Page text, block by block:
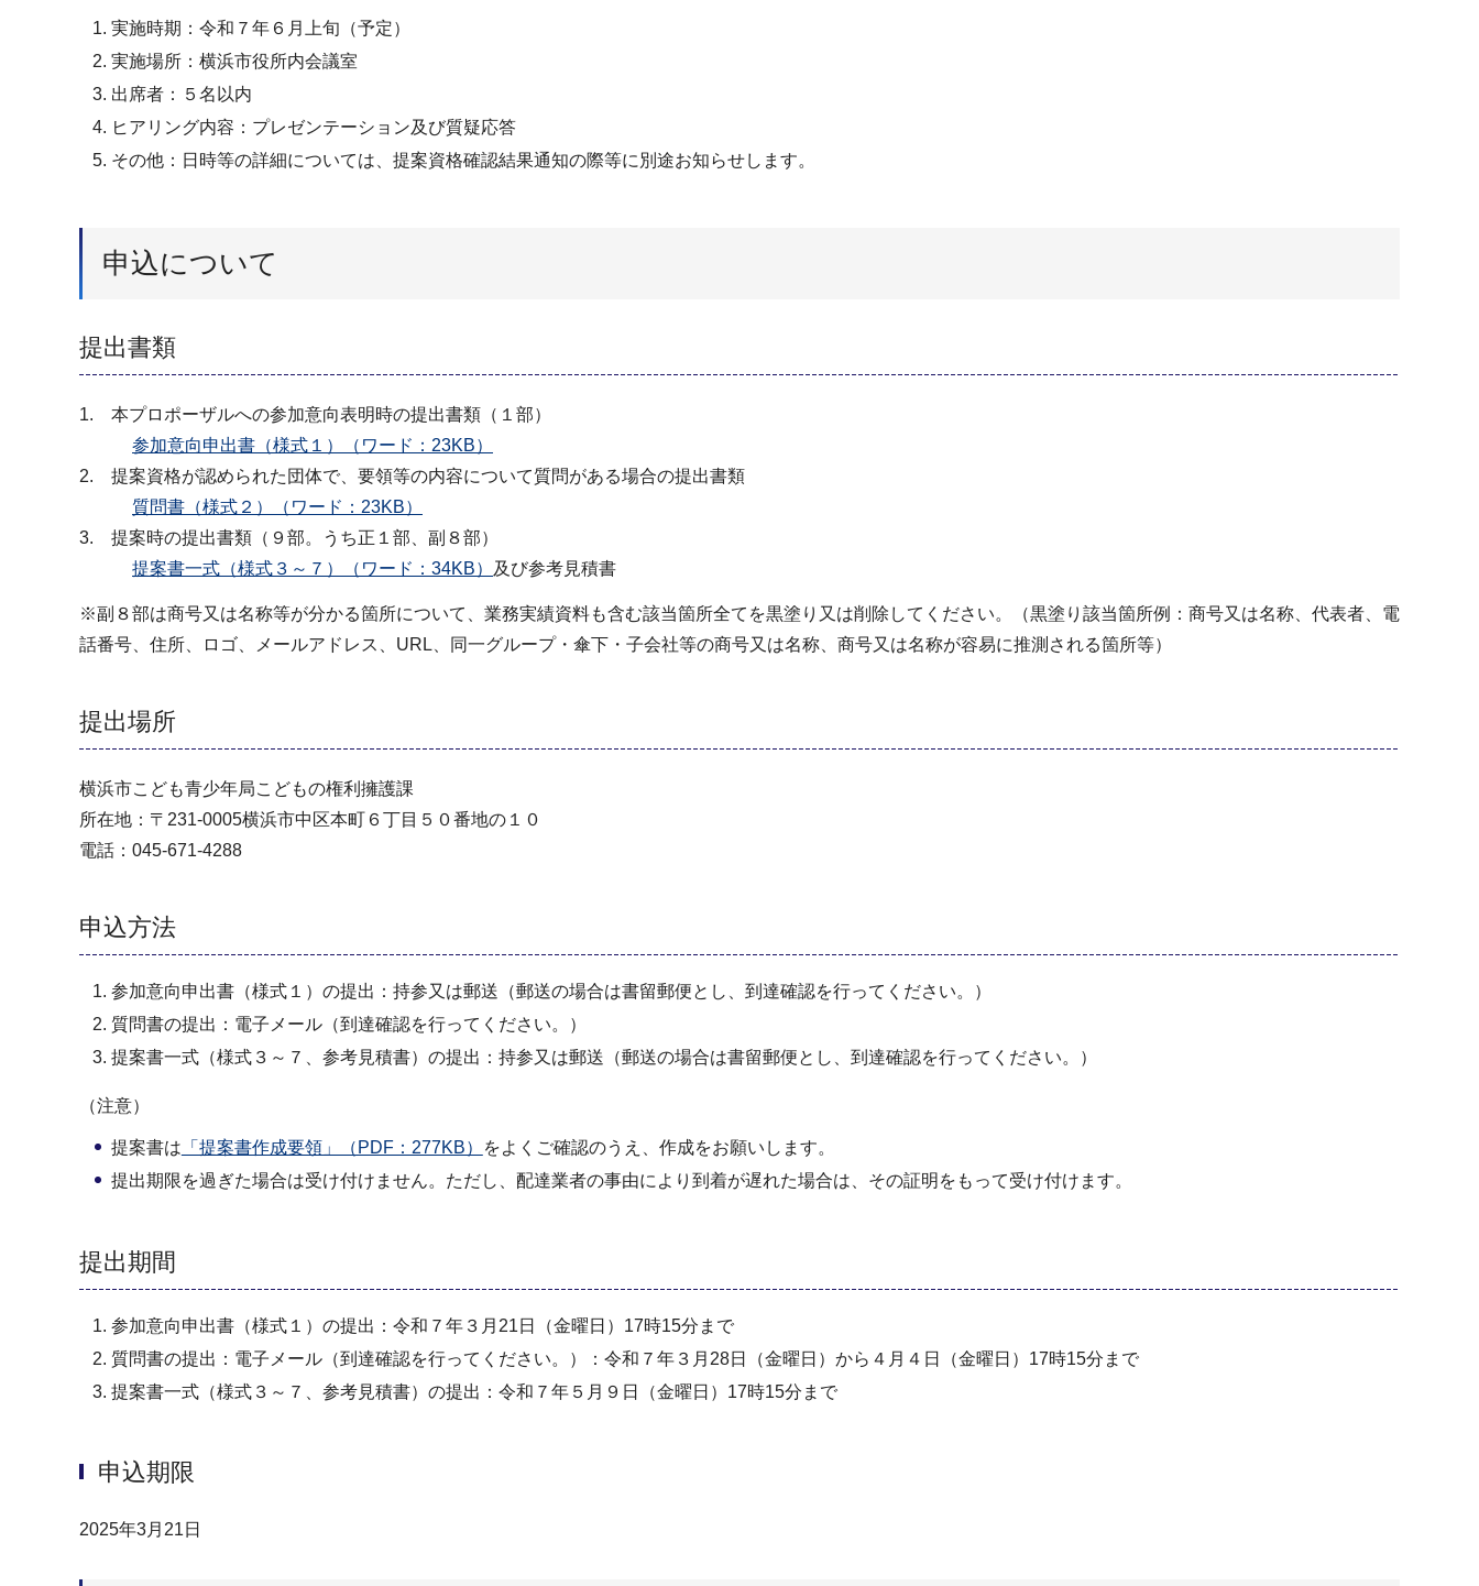
実施時期：令和７年６月上旬（予定）
実施場所：横浜市役所内会議室
出席者：５名以内
ヒアリング内容：プレゼンテーション及び質疑応答
その他：日時等の詳細については、提案資格確認結果通知の際等に別途お知らせします。
申込について
提出書類
1. 本プロポーザルへの参加意向表明時の提出書類（１部）
参加意向申出書（様式１）（ワード：23KB）
2. 提案資格が認められた団体で、要領等の内容について質問がある場合の提出書類
質問書（様式２）（ワード：23KB）
3. 提案時の提出書類（９部。うち正１部、副８部）
提案書一式（様式３～７）（ワード：34KB）
及び参考見積書
※副８部は商号又は名称等が分かる箇所について、業務実績資料も含む該当箇所全てを黒塗り又は削除してください。（黒塗り該当箇所例：商号又は名称、代表者、電
話番号、住所、ロゴ、メールアドレス、URL、同一グループ・傘下・子会社等の商号又は名称、商号又は名称が容易に推測される箇所等）
提出場所
横浜市こども青少年局こどもの権利擁護課
所在地：〒231-0005横浜市中区本町６丁目５０番地の１０
電話：045-671-4288
申込方法
参加意向申出書（様式１）の提出：持参又は郵送（郵送の場合は書留郵便とし、到達確認を行ってください。）
質問書の提出：電子メール（到達確認を行ってください。）
提案書一式（様式３～７、参考見積書）の提出：持参又は郵送（郵送の場合は書留郵便とし、到達確認を行ってください。）
（注意）
提案書は 「提案書作成要領」（PDF：277KB）
をよくご確認のうえ、作成をお願いします。
提出期限を過ぎた場合は受け付けません。ただし、配達業者の事由により到着が遅れた場合は、その証明をもって受け付けます。
提出期間
参加意向申出書（様式１）の提出：令和７年３月21日（金曜日）17時15分まで
質問書の提出：電子メール（到達確認を行ってください。）：令和７年３月28日（金曜日）から４月４日（金曜日）17時15分まで
提案書一式（様式３～７、参考見積書）の提出：令和７年５月９日（金曜日）17時15分まで
申込期限
2025年3月21日